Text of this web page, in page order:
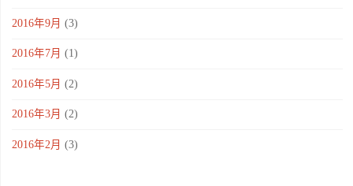
2016年9月 (3)
2016年7月 (1)
2016年5月 (2)
2016年3月 (2)
2016年2月 (3)